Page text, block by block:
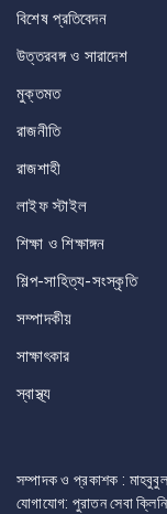
বিশেষ প্রতিবেদন
উত্তরবঙ্গ ও সারাদেশ
মুক্তমত
রাজনীতি
রাজশাহী
লাইফ স্টাইল
শিক্ষা ও শিক্ষাঙ্গন
শিল্প-সাহিত্য-সংস্কৃতি
সম্পাদকীয়
সাক্ষাৎকার
স্বাস্থ্য
সম্পাদক ও প্রকাশক :
যোগাযোগ: পুরাতন সেবা